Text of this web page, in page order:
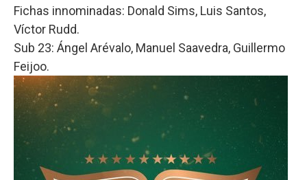
Fichas innominadas: Donald Sims, Luis Santos,
Víctor Rudd.
Sub 23: Ángel Arévalo, Manuel Saavedra, Guillermo
Feijoo.